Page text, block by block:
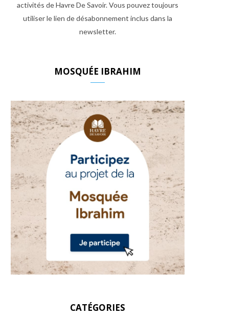
activités de Havre De Savoir. Vous pouvez toujours
utiliser le lien de désabonnement inclus dans la
newsletter.
MOSQUÉE IBRAHIM
CATÉGORIES